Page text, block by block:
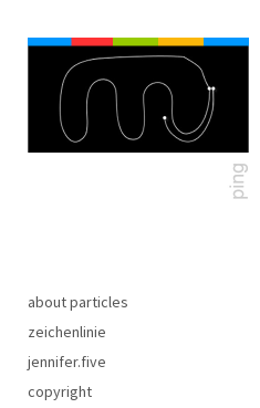
about particles
zeichenlinie
jennifer.five
copyright